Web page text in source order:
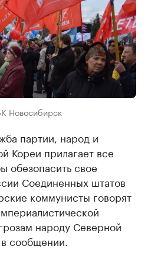
Новосибирск
партии, народ и
Кореи прилагает все
обезопасить свое
Соединенных штатов
коммунисты говорят
народу Северной
сообщении.